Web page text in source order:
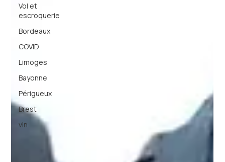
Vol et
escroquerie
Bordeaux
COVID
Limoges
Bayonne
Périgueux
Brest
vin